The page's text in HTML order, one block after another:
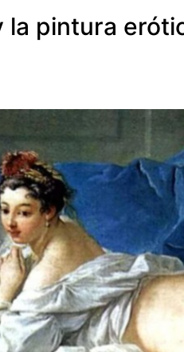
la pintura